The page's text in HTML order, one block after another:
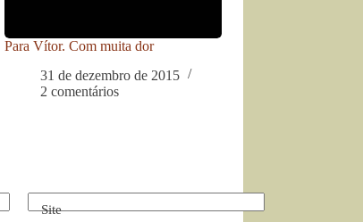
Para Vítor. Com muita dor
31 de dezembro de 2015
2 comentários
Site